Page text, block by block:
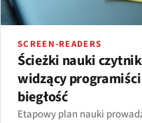
SCREEN-READERS
Ścieżki nauki
widzący
biegłość
Etapowy plan nauki